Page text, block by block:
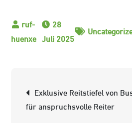
28
Juli 2025
Navigation
Exklusive Reitstiefel von
für anspruchsvolle Reiter